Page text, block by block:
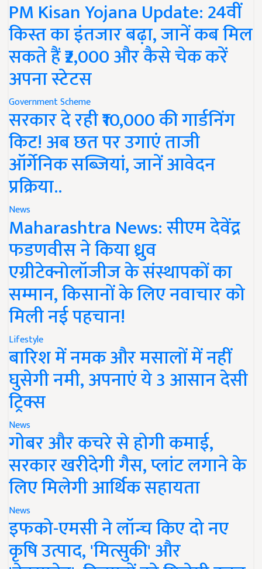
PM Kisan Yojana Update: 24वीं
किस्त का इंतजार बढ़ा, जानें कब मिल
सकते हैं ₹2,000 और कैसे चेक करें
अपना स्टेटस
Government Scheme
सरकार दे रही ₹10,000 की गार्डनिंग
किट! अब छत पर उगाएं ताजी
ऑर्गेनिक सब्जियां, जानें आवेदन
प्रक्रिया..
News
Maharashtra News: सीएम देवेंद्र
फडणवीस ने किया ध्रुव
एग्रीटेक्नोलॉजीज के संस्थापकों का
सम्मान, किसानों के लिए नवाचार को
मिली नई पहचान!
Lifestyle
बारिश में नमक और मसालों में नहीं
घुसेगी नमी, अपनाएं ये 3 आसान देसी
ट्रिक्स
News
गोबर और कचरे से होगी कमाई,
सरकार खरीदेगी गैस, प्लांट लगाने के
लिए मिलेगी आर्थिक सहायता
News
इफको-एमसी ने लॉन्च किए दो नए
कृषि उत्पाद, 'मित्सुकी' और